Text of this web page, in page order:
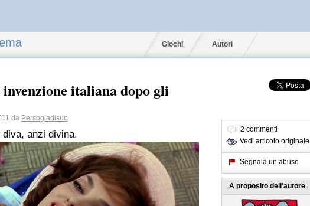
Giochi Autori
italiana dopo gli
da Persogiadisuo
anzi divina.
2 commenti
Vedi articolo originale
Segnala un abuso
A proposito dell'autore